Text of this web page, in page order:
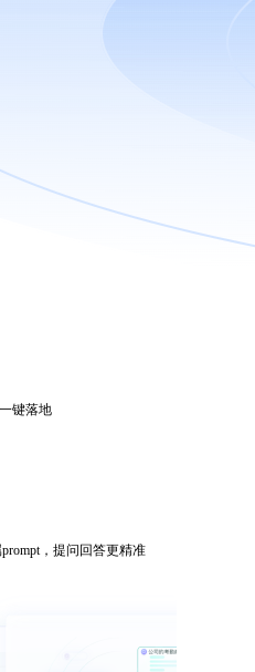
键落地
，提问回答更精准